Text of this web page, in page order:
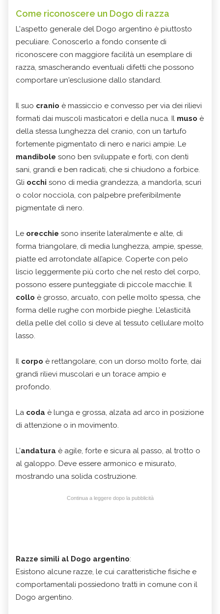
Come riconoscere un Dogo di razza
L'aspetto generale del Dogo argentino è piuttosto
peculiare. Conoscerlo a fondo consente di
riconoscere con maggiore facilità un esemplare di
razza, smascherando eventuali difetti che possono
comportare un'esclusione dallo standard.
Il suo cranio è massiccio e convesso per via dei rilievi
formati dai muscoli masticatori e della nuca. Il muso è
della stessa lunghezza del cranio, con un tartufo
fortemente pigmentato di nero e narici ampie. Le
mandibole sono ben sviluppate e forti, con denti
sani, grandi e ben radicati, che si chiudono a forbice.
Gli occhi sono di media grandezza, a mandorla, scuri
o color nocciola, con palpebre preferibilmente
pigmentate di nero.
Le orecchie sono inserite lateralmente e alte, di
forma triangolare, di media lunghezza, ampie, spesse,
piatte ed arrotondate all’apice. Coperte con pelo
liscio leggermente più corto che nel resto del corpo,
possono essere punteggiate di piccole macchie. Il
collo è grosso, arcuato, con pelle molto spessa, che
forma delle rughe con morbide pieghe. L’elasticità
della pelle del collo si deve al tessuto cellulare molto
lasso.
Il corpo è rettangolare, con un dorso molto forte, dai
grandi rilievi muscolari e un torace ampio e
profondo.
La coda è lunga e grossa, alzata ad arco in posizione
di attenzione o in movimento.
L'andatura è agile, forte e sicura al passo, al trotto o
al galoppo. Deve essere armonico e misurato,
mostrando una solida costruzione.
Continua a leggere dopo la pubblicità
Razze simili al Dogo argentino:
Esistono alcune razze, le cui caratteristiche fisiche e
comportamentali possiedono tratti in comune con il
Dogo argentino.